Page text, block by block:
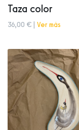
Taza color
36,00 € | Ver más